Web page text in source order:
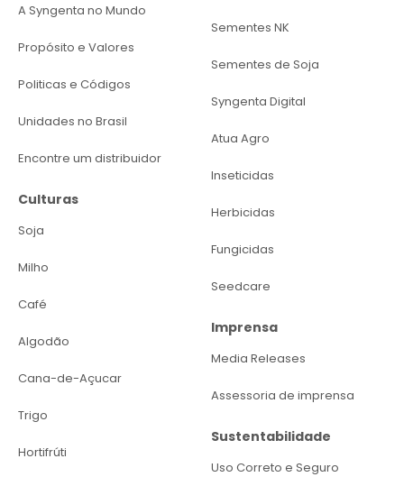
A Syngenta no Mundo
Propósito e Valores
Politicas e Códigos
Unidades no Brasil
Encontre um distribuidor
Culturas
Soja
Milho
Café
Algodão
Cana-de-Açucar
Trigo
Hortifrúti
Sementes NK
Sementes de Soja
Syngenta Digital
Atua Agro
Inseticidas
Herbicidas
Fungicidas
Seedcare
Imprensa
Media Releases
Assessoria de imprensa
Sustentabilidade
Uso Correto e Seguro